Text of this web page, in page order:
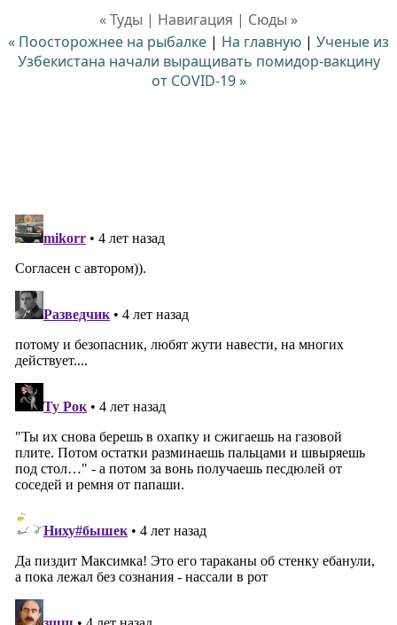
« Туды | Навигация | Сюды »
« Поосторожнее на рыбалке | На главную | Ученые из
Узбекистана начали выращивать помидор-вакцину
от COVID-19 »